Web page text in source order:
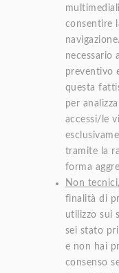
consentire
necessario
preventivo
questa
per
accessi/le
tramite la
forma
Non tecnici
finalità di
utilizzo sui
sei stato
e non hai
consenso